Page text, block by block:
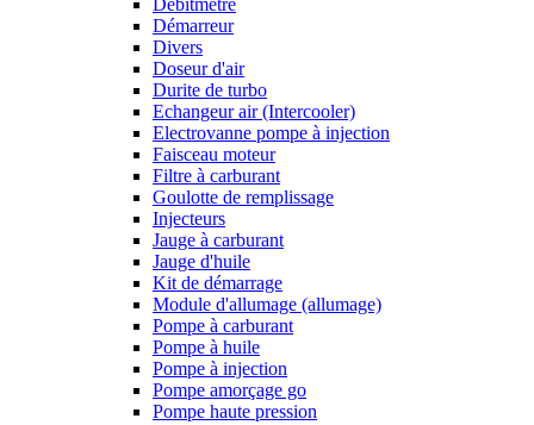
Debitmetre
Démarreur
Divers
Doseur d'air
Durite de turbo
Echangeur air (Intercooler)
Electrovanne pompe à injection
Faisceau moteur
Filtre à carburant
Goulotte de remplissage
Injecteurs
Jauge à carburant
Jauge d'huile
Kit de démarrage
Module d'allumage (allumage)
Pompe à carburant
Pompe à huile
Pompe à injection
Pompe amorçage go
Pompe haute pression